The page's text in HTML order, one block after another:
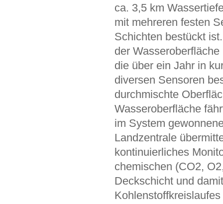
ca. 3,5 km
mit mehreren festen
Schichten bestückt
der
die über ein Jahr in
diversen Sensoren
durchmischte
Wasseroberfläche
im System
Landzentrale
kontinuierliches
chemischen (CO2,
Deckschicht und